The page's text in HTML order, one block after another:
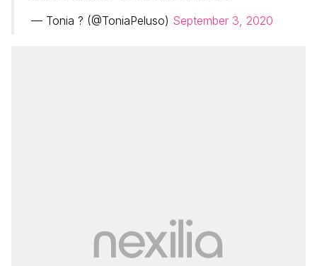
— Tonia ? (@ToniaPeluso) September 3, 2020